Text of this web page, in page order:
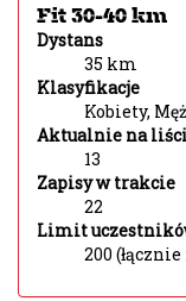
Fit 30-40 km
Dystans
35 km
Klasyfikacje
Kobiety,
Aktualnie na
13
Zapisy w trakcie
22
Limit
200